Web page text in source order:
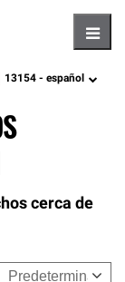
language
13154 - español
cerca de